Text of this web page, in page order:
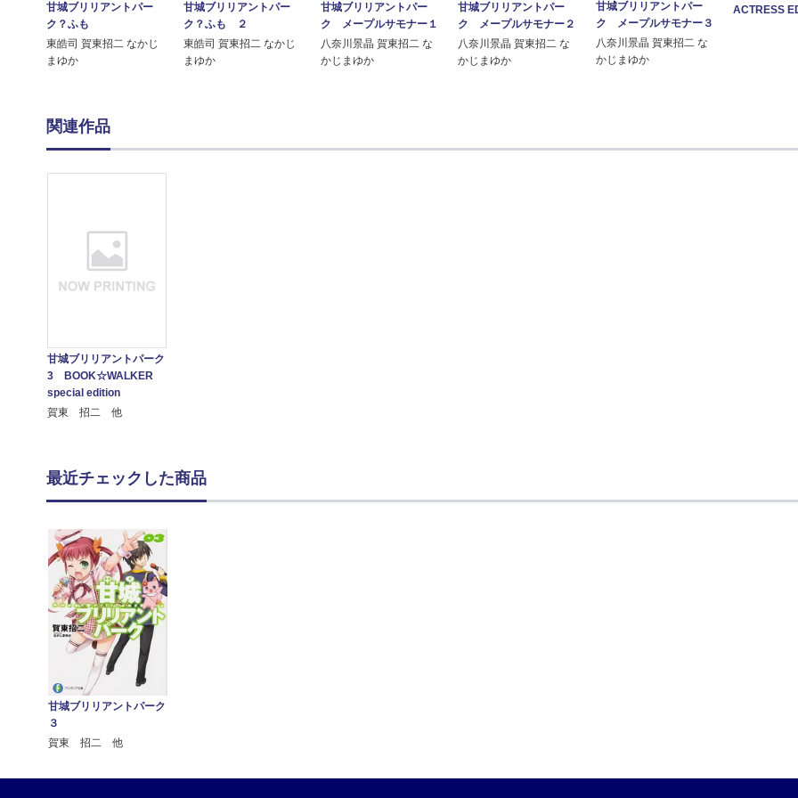
甘城ブリリアントパー
ク？ふも
東皓司 賀東招二 なかじ
まゆか
甘城ブリリアントパー
ク？ふも ２
東皓司 賀東招二 なかじ
まゆか
甘城ブリリアントパー
ク メープルサモナー１
八奈川景晶 賀東招二 な
かじまゆか
甘城ブリリアントパー
ク メープルサモナー２
八奈川景晶 賀東招二 な
かじまゆか
甘城ブリリアントパー
ク メープルサモナー３
八奈川景晶 賀東招二 な
かじまゆか
ACTRESS
関連作品
甘城ブリリアントパーク
3 BOOK☆WALKER
special edition
賀東 招二 他
最近チェックした商品
甘城ブリリアントパーク
３
賀東 招二 他